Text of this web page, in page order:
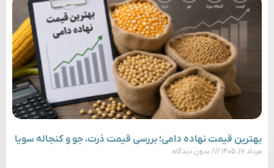
بهترین قیمت نهاده دامی؛ بررسی قیمت ذرت، جو و کنجاله سویا
مرداد ۱۷, ۱۴۰۵ بدون دیدگاه